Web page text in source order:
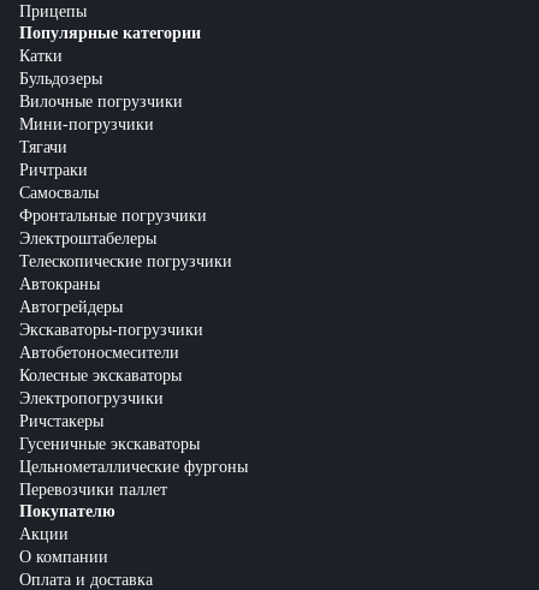
Прицепы
Популярные категории
Катки
Бульдозеры
Вилочные погрузчики
Мини-погрузчики
Тягачи
Ричтраки
Самосвалы
Фронтальные погрузчики
Электроштабелеры
Телескопические погрузчики
Автокраны
Автогрейдеры
Экскаваторы-погрузчики
Автобетоносмесители
Колесные экскаваторы
Электропогрузчики
Ричстакеры
Гусеничные экскаваторы
Цельнометаллические фургоны
Перевозчики паллет
Покупателю
Акции
О компании
Оплата и доставка